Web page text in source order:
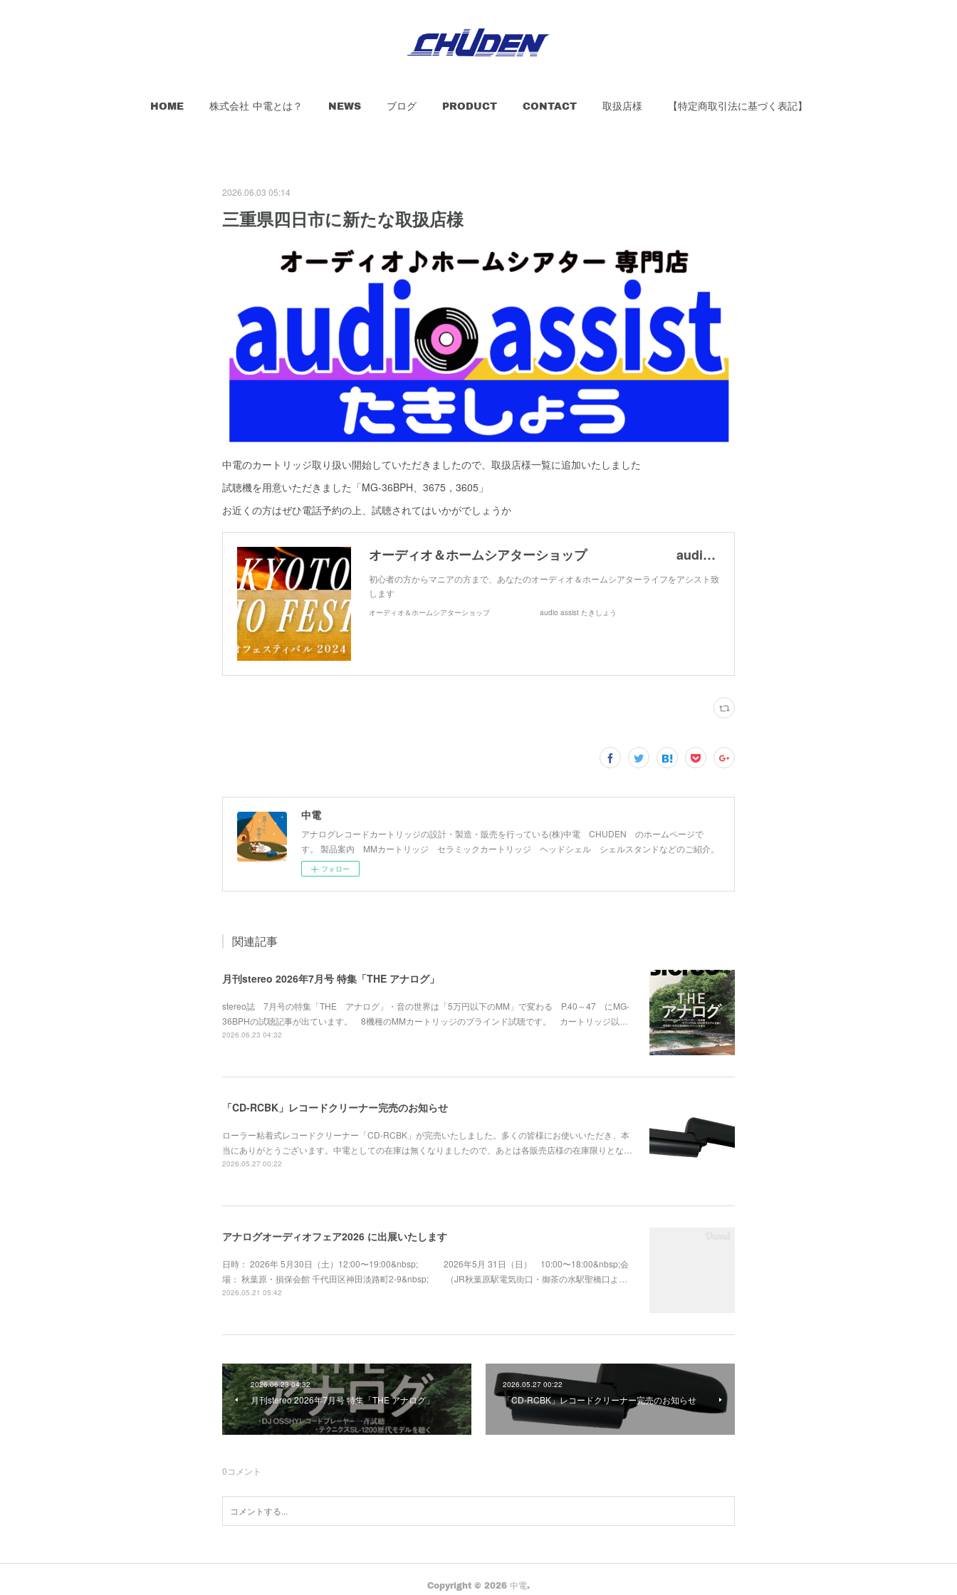
HOME 株式会社 中電とは？ NEWS ブログ PRODUCT CONTACT 取扱店様 【特定商取引法に基づく表記】
2026.06.03 05:14
三重県四日市に新たな取扱店様
中電のカートリッジ取り扱い開始していただきましたので、取扱店様一覧に追加いたしました
試聴機を用意いただきました「MG-36BPH、3675，3605」
お近くの方はぜひ電話予約の上、試聴されてはいかがでしょうか
オーディオ＆ホームシアターショップ audio assist たきしょう
初心者の方からマニアの方まで、あなたのオーディオ＆ホームシアターライフをアシスト致
します
オーディオ＆ホームシアターショップ audio assist たきしょう
中電
アナログレコードカートリッジの設計・製造・販売を行っている(株)中電 CHUDEN のホームページで
す。 製品案内 MMカートリッジ セラミックカートリッジ ヘッドシェル シェルスタンドなどのご紹介。
フォロー
関連記事
月刊stereo 2026年7月号 特集「THE アナログ」
stereo誌 7月号の特集「THE アナログ」・音の世界は「5万円以下のMM」で変わる P.40～47 にMG-
36BPHの試聴記事が出ています。 8機種のMMカートリッジのブラインド試聴です。 カートリッジ以…
2026.06.23 04:32
「CD-RCBK」レコードクリーナー完売のお知らせ
ローラー粘着式レコードクリーナー「CD-RCBK」が完売いたしました。多くの皆様にお使いいただき、本
当にありがとうございます。中電としての在庫は無くなりましたので、あとは各販売店様の在庫限りとな…
2026.05.27 00:22
アナログオーディオフェア2026 に出展いたします
日時： 2026年 5月30日（土）12:00〜19:00&nbsp; 2026年5月 31日（日） 10:00〜18:00&nbsp;会
場： 秋葉原・損保会館 千代田区神田淡路町2-9&nbsp; （JR秋葉原駅電気街口・御茶の水駅聖橋口よ…
2026.05.21 05:42
2026.06.23 04:32
月刊stereo 2026年7月号 特集「THE アナログ」
2026.05.27 00:22
「CD-RCBK」レコードクリーナー完売のお知らせ
0コメント
Copyright © 2026 中電.